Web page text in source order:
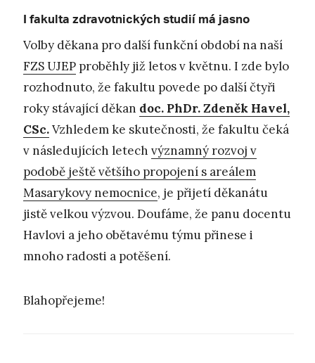
I fakulta zdravotnických studií má jasno
Volby děkana pro další funkční období na naší
FZS UJEP proběhly již letos v květnu. I zde bylo
rozhodnuto, že fakultu povede po další čtyři
roky stávající děkan doc. PhDr. Zdeněk Havel,
CSc.Vzhledem ke skutečnosti, že fakultu čeká
v následujících letech významný rozvoj v
podobě ještě většího propojení s areálem
Masarykovy nemocnice, je přijetí děkanátu
jistě velkou výzvou. Doufáme, že panu docentu
Havlovi a jeho obětavému týmu přinese i
mnoho radosti a potěšení.
Blahopřejeme!